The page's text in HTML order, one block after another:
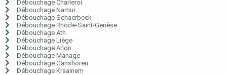
Débouchage Charleroi
Débouchage Namur
Débouchage Schaerbeek
Débouchage Rhode-Saint-Genèse
Débouchage Ath
Débouchage Liège
Débouchage Arlon
Débouchage Manage
Débouchage Ganshoren
Débouchage Kraainem